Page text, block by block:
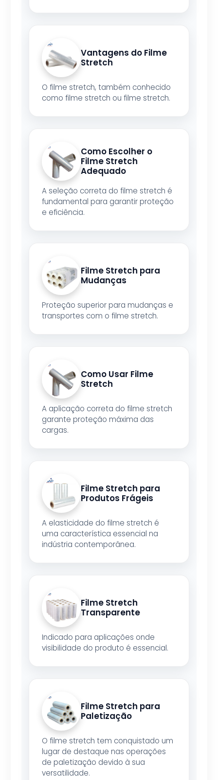
Vantagens do Filme
Stretch
O filme stretch, também conhecido
como filme stretch ou filme stretch.
Como Escolher o
Filme Stretch
Adequado
A seleção correta do filme stretch é
fundamental para garantir proteção
e eficiência.
Filme Stretch para
Mudanças
Proteção superior para mudanças e
transportes com o filme stretch.
Como Usar Filme
Stretch
A aplicação correta do filme stretch
garante proteção máxima das
cargas.
Filme Stretch para
Produtos Frágeis
A elasticidade do filme stretch é
uma característica essencial na
indústria contemporânea.
Filme Stretch
Transparente
Indicado para aplicações onde
visibilidade do produto é essencial.
Filme Stretch para
Paletização
O filme stretch tem conquistado um
lugar de destaque nas operações
de paletização devido à sua
versatilidade.